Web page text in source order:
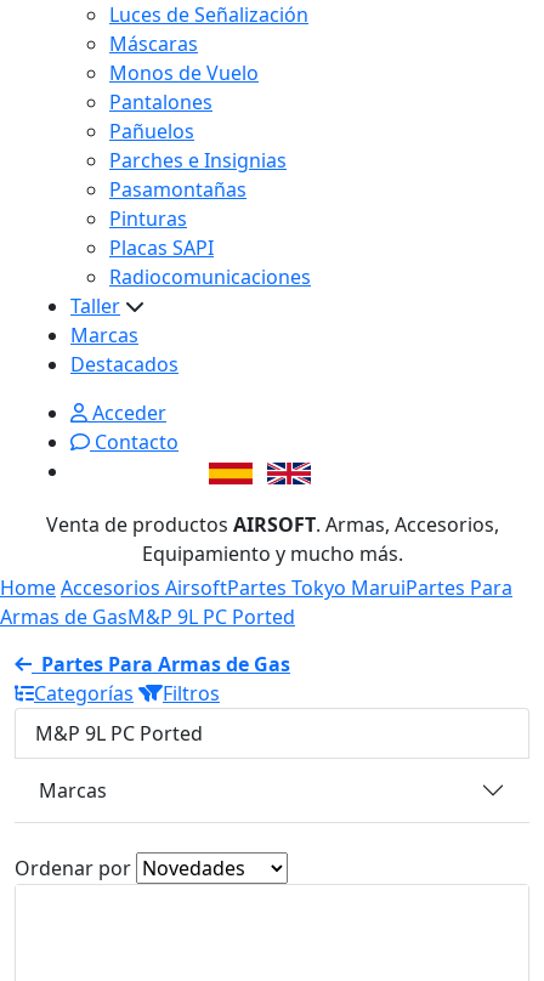
Luces de Señalización
Máscaras
Monos de Vuelo
Pantalones
Pañuelos
Parches e Insignias
Pasamontañas
Pinturas
Placas SAPI
Radiocomunicaciones
Taller
Marcas
Destacados
Acceder
Contacto
Venta de productos AIRSOFT. Armas, Accesorios,
Equipamiento y mucho más.
HomeAccesorios AirsoftPartes Tokyo MaruiPartes Para
Armas de GasM&P 9L PC Ported
Partes Para Armas de Gas
Categorías
Filtros
M&P 9L PC Ported
Marcas
Ordenar por